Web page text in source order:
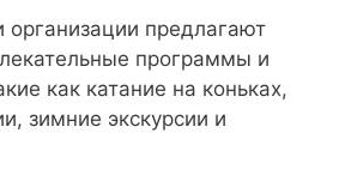
предлагают
программы и
как катание на коньках,
зимние экскурсии и